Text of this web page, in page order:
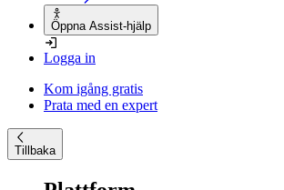
Öppna Assist-hjälp
Logga in
Kom igång gratis
Prata med en expert
Tillbaka